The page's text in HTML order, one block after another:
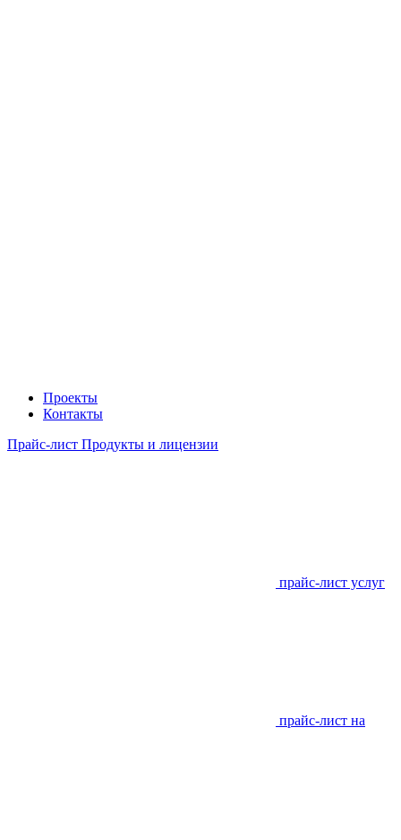
Проекты
Контакты
Прайс-лист Продукты и лицензии
прайс-лист услуг
прайс-лист на